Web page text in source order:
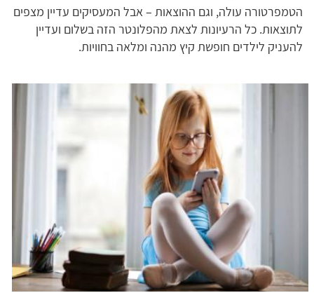
הטמפרטורה עולה, וגם ההוצאות – אבל המעסיקים עדיין מצפים
לתוצאות. כל הרעיונות לצאת מהפלונטר הזה בשלום ועדיין
להעניק לילדים חופשת קיץ מהנה ומלאה בחוויות.